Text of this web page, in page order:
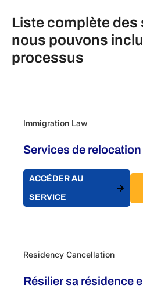
Liste complète des
nous pouvons
processus
Immigration Law
Services de
ACCÉDER AU
SERVICE
Residency Cancellation
Résilier sa résidence